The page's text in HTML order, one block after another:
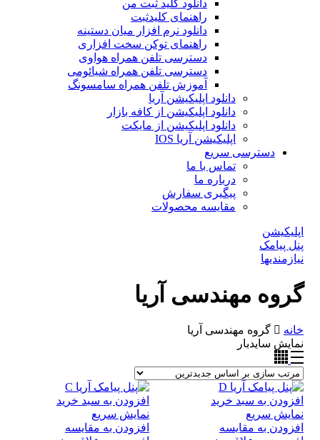
دانلود کلید ثبت من
راهنمای کلیدثبت
دانلود نرم افزار میان دستینه
راهنمای توکن سخت افزاری
دسترسی تلفن همراه هواوی
دسترسی تلفن همراه شیائومی
آموزش تلفن همراه سامسونگ
دانلود اپلیکیشن آریا
دانلود اپلیکیشن از کافه بازار
دانلود اپلیکیشن از مایکت
اپلیکیشن آریا IOS
دسترسی سریع
تماس با ما
درباره ما
پیگیری سفارش
مقایسه محصولات
اپلیکیشن
پنل پیامک
نیازمندیها
گروه مهندسی آریا
خانه
گروه مهندسی آریا
نمایش سایدبار
افزودن به سبد خرید
نمایش سریع
افزودن به مقایسه
افزودن به سبد خرید
نمایش سریع
افزودن به مقایسه